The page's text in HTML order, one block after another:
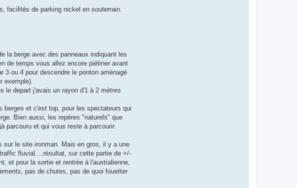
facilités de parking nickel en souterrain.
la berge avec des panneaux indiquant les
de temps vous allez encore piétiner avant
ou 4 pour descendre le ponton aménagé
exemple).
le depart j'avais un rayon d'1 à 2 mètres
berges et c'est top, pour les spectateurs qui
Bien aussi, les repères "naturels" que
parcouru et qui vous reste à parcourir.
sur le site ironman. Mais en gros, il y a une
fluvial....résultat, sur cette partie de +/-
et pour la sortie et rentrée à l'australienne,
pas de chutes, pas de quoi fouetter